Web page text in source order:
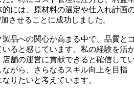
には、原材料の選定や仕入れ計画
させることに成功しました。
品への関心が高まる中で、品質とコ
ると感じています。私の経験を活
舗の運営に貢献できると確信して
がら、さらなるスキル向上を目指
りたいと考えています。